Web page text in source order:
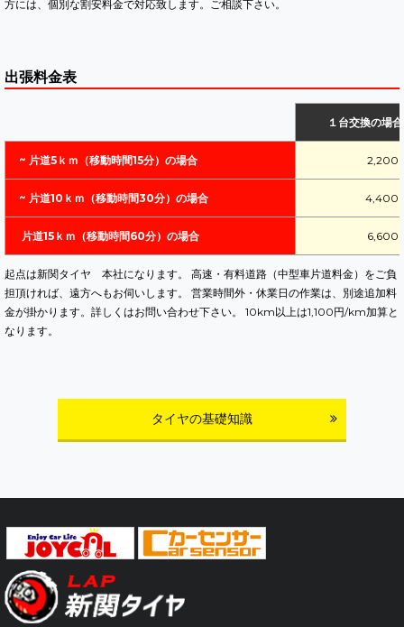
方には、個別な割安料金で対応致します。ご相談下さい。
出張料金表
１台交換の場合
~ 片道5ｋｍ（移動時間15分）の場合 2,200
~ 片道10ｋｍ（移動時間30分）の場合 4,400
片道15ｋｍ（移動時間60分）の場合 6,600
起点は新関タイヤ 本社になります。 高速・有料道路（中型車片道料金）をご負
担頂ければ、遠方へもお伺いします。 営業時間外・休業日の作業は、別途追加料
金が掛かります。詳しくはお問い合わせ下さい。 10km以上は1,100円/km加算と
なります。
タイヤの基礎知識